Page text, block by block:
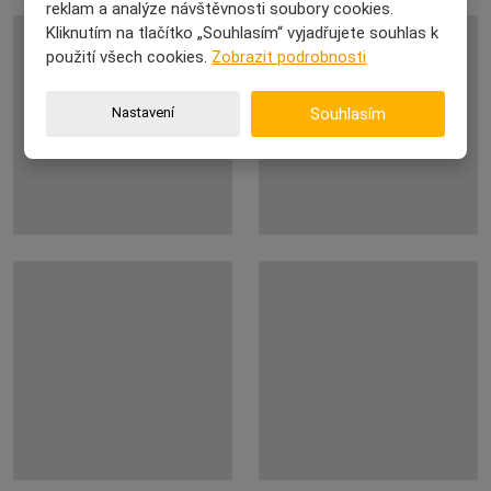
reklam a analýze návštěvnosti soubory cookies.
Kliknutím na tlačítko „Souhlasím“ vyjadřujete souhlas k
použití všech cookies. Zobrazit podrobnosti
Nastavení Souhlasím